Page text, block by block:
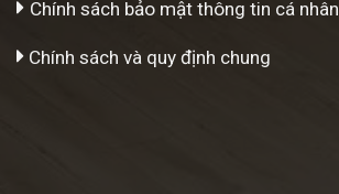
Chính sách bảo mật thông tin cá nhân
Chính sách và quy định chung